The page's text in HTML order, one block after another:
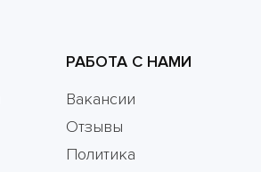
РАБОТА С НАМИ
Вакансии
Отзывы
Политика